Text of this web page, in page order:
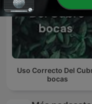
Uso Correcto Del
bocas